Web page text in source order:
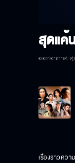
สุดแค้
ออกอากาศ
เรื่องราวคว